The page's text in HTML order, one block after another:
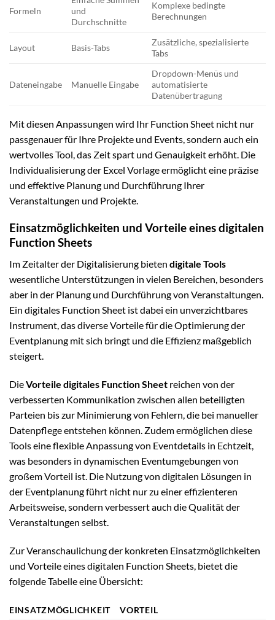
Formeln
und
Durchschnitte
Komplexe bedingte
Berechnungen
Layout Basis-Tabs
Zusätzliche, spezialisierte
Tabs
Dateneingabe Manuelle Eingabe
Dropdown-Menüs und
automatisierte
Datenübertragung
Mit diesen Anpassungen wird Ihr Function Sheet nicht nur
passgenauer für Ihre Projekte und Events, sondern auch ein
wertvolles Tool, das Zeit spart und Genauigkeit erhöht. Die
Individualisierung der Excel Vorlage ermöglicht eine präzise
und effektive Planung und Durchführung Ihrer
Veranstaltungen und Projekte.
Einsatzmöglichkeiten und Vorteile eines digitalen
Function Sheets
Im Zeitalter der Digitalisierung bieten digitale Tools
wesentliche Unterstützungen in vielen Bereichen, besonders
aber in der Planung und Durchführung von Veranstaltungen.
Ein digitales Function Sheet ist dabei ein unverzichtbares
Instrument, das diverse Vorteile für die Optimierung der
Eventplanung mit sich bringt und die Effizienz maßgeblich
steigert.
DieVorteile digitales Function Sheet reichen von der
verbesserten Kommunikation zwischen allen beteiligten
Parteien bis zur Minimierung von Fehlern, die bei manueller
Datenpflege entstehen können. Zudem ermöglichen diese
Tools eine flexible Anpassung von Eventdetails in Echtzeit,
was besonders in dynamischen Eventumgebungen von
großem Vorteil ist. Die Nutzung von digitalen Lösungen in
der Eventplanung führt nicht nur zu einer effizienteren
Arbeitsweise, sondern verbessert auch die Qualität der
Veranstaltungen selbst.
Zur Veranschaulichung der konkreten Einsatzmöglichkeiten
und Vorteile eines digitalen Function Sheets, bietet die
folgende Tabelle eine Übersicht:
EINSATZMÖGLICHKEIT VORTEIL